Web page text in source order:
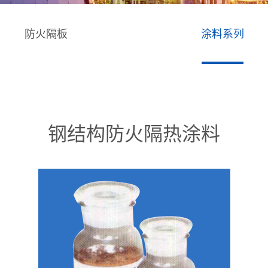
防火隔板 涂料系列
钢结构防火隔热涂料